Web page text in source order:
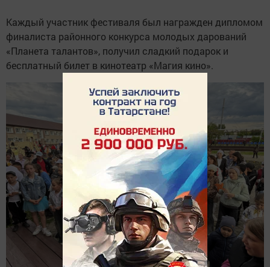
Каждый участник фестиваля был награжден дипломом
финалиста районного конкурса молодых дарований
«Планета талантов», получил сладкий подарок и
бесплатный билет в кинотеатр «Магия кино».